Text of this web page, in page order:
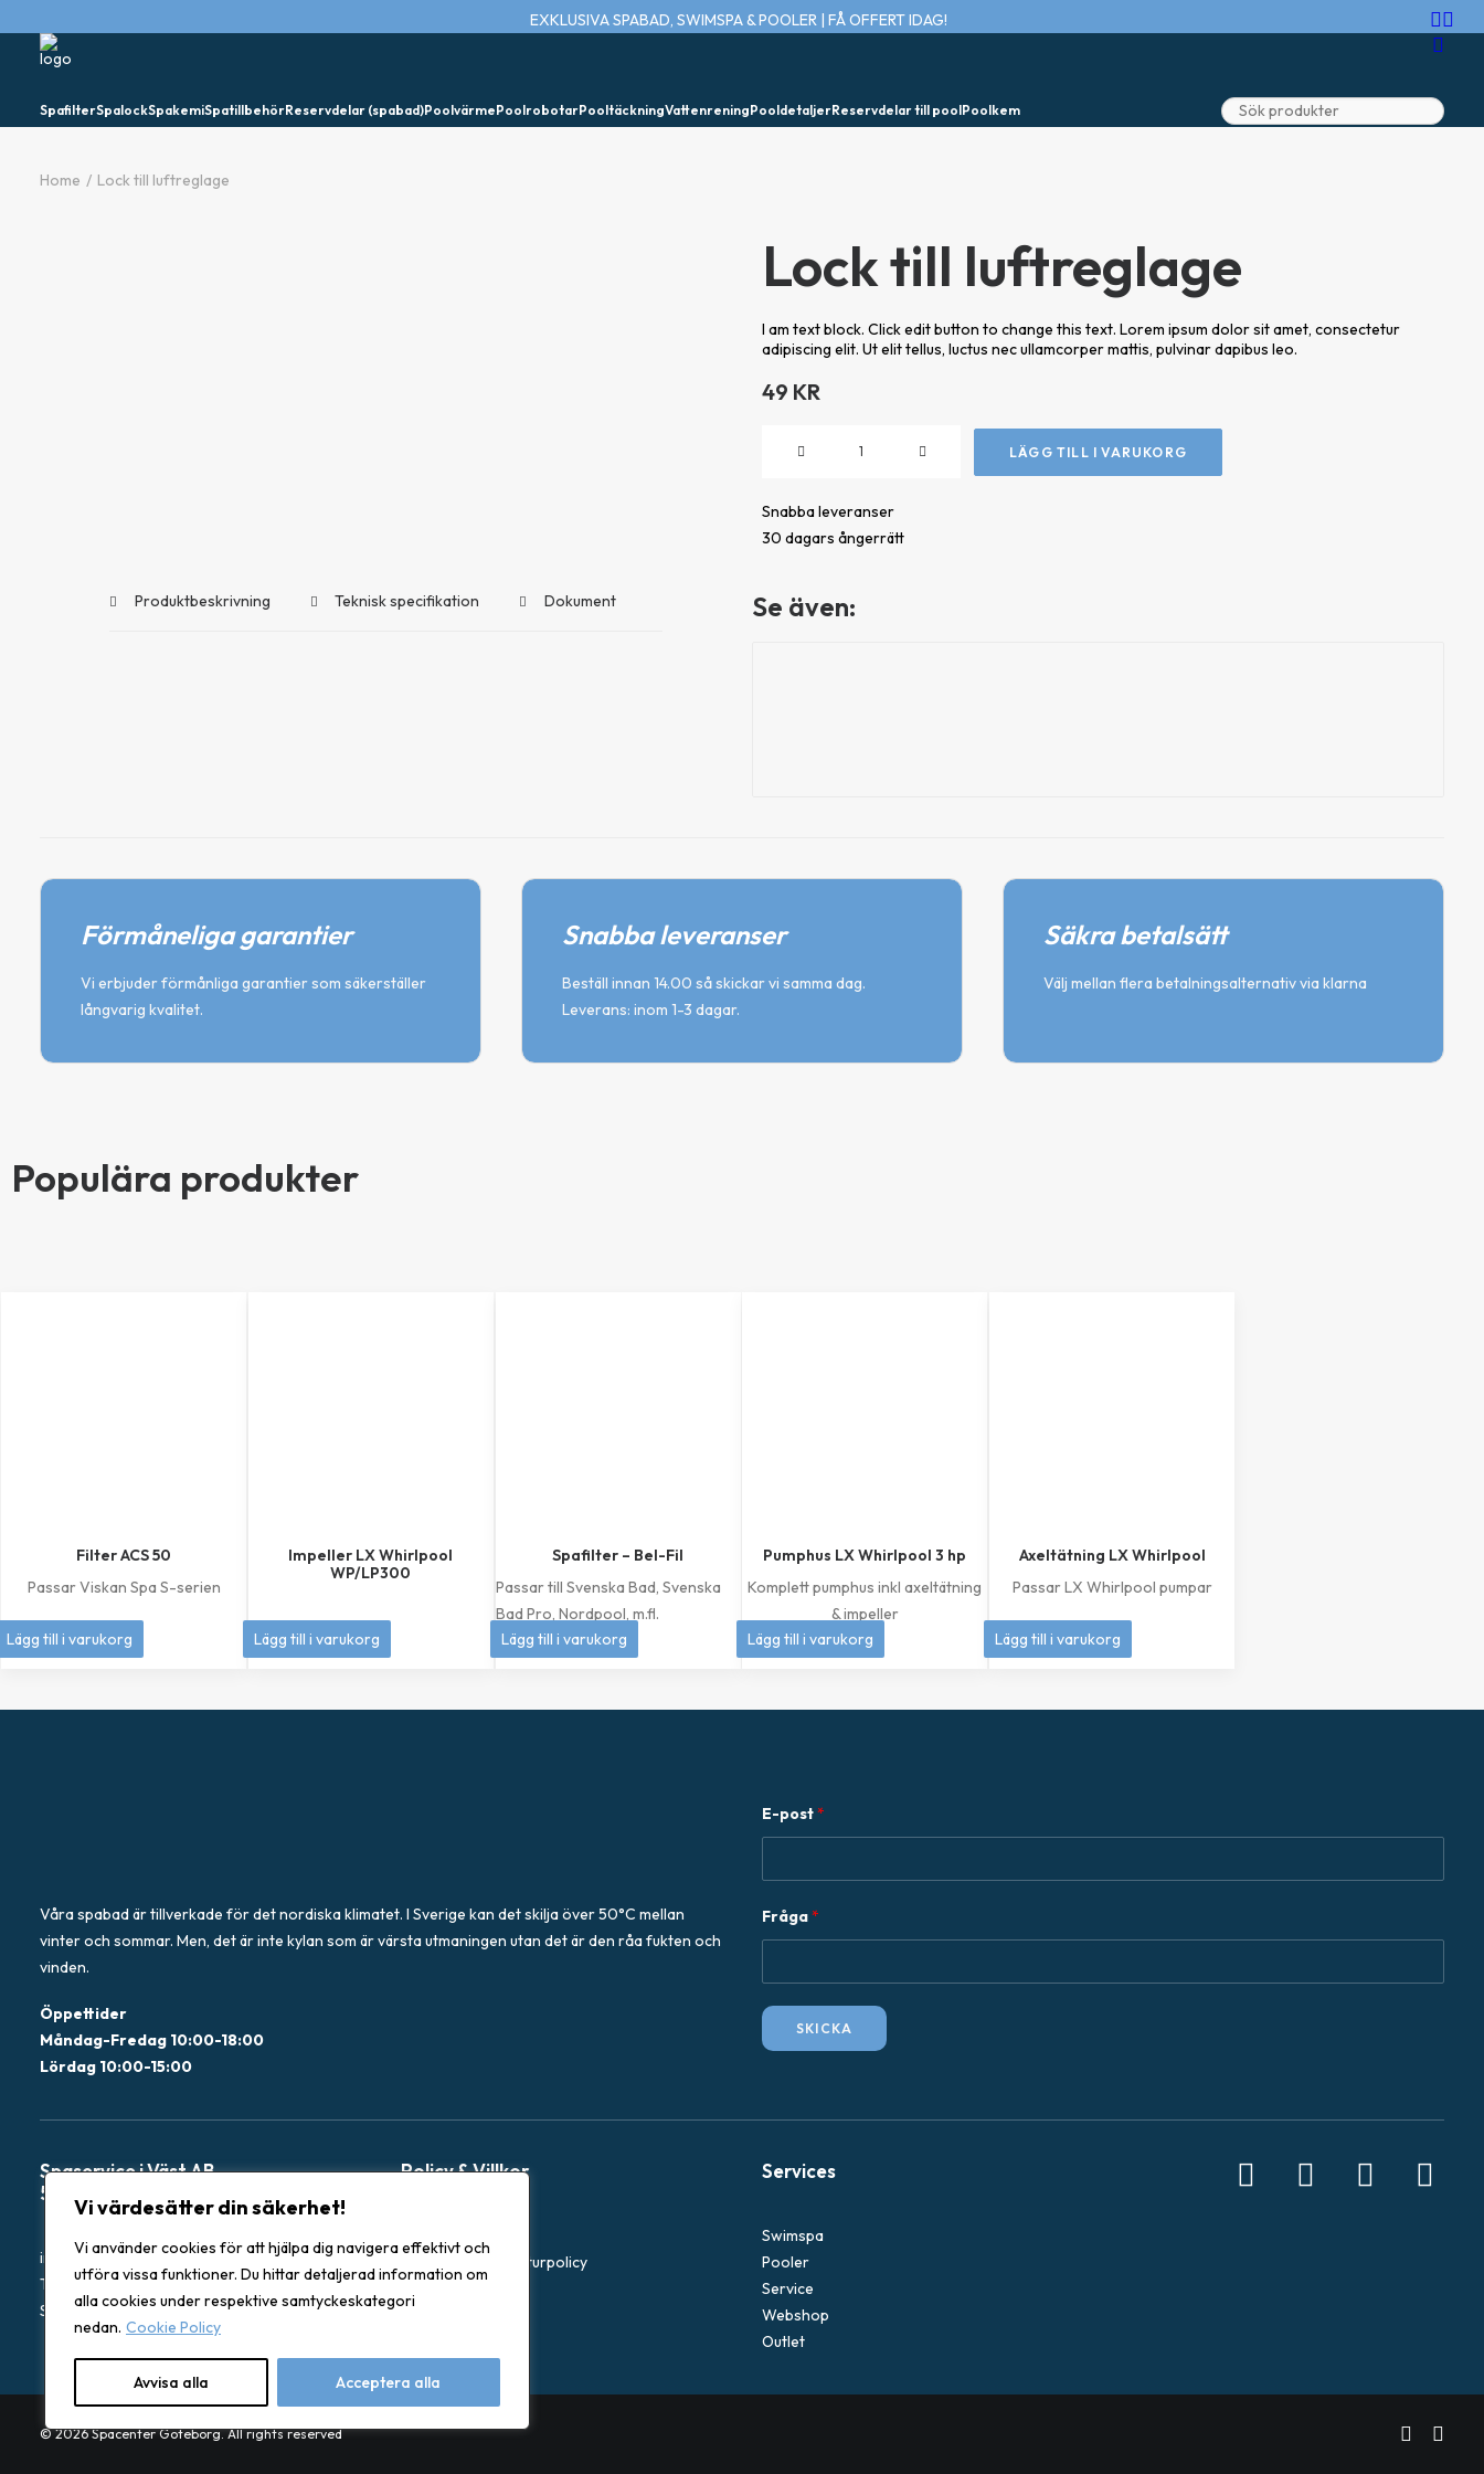
Vi värdesätter din säkerhet!
Vi använder cookies för att hjälpa dig navigera effektivt och
utföra vissa funktioner. Du hittar detaljerad information om
alla cookies under respektive samtyckeskategori
nedan. Cookie Policy
Avvisa alla Acceptera alla
EXKLUSIVA SPABAD, SWIMSPA & POOLER | FÅ OFFERT IDAG!
SpafilterSpalockSpakemiSpatillbehörReservdelar (spabad)PoolvärmePoolrobotarPooltäckningVattenreningPooldetaljerReservdelar till poolPoolkem
Home Lock till luftreglage
Lock till luftreglage
I am text block. Click edit button to change this text. Lorem ipsum dolor sit amet, consectetur
adipiscing elit. Ut elit tellus, luctus nec ullamcorper mattis, pulvinar dapibus leo.
49 KR
mängd
LÄGG TILL I VARUKORG
Snabba leveranser
30 dagars ångerrätt
Produktbeskrivning Teknisk specifikation Dokument Se även:
Förmåneliga garantier
Vi erbjuder förmånliga garantier som säkerställer
långvarig kvalitet.
Snabba leveranser
Beställ innan 14.00 så skickar vi samma dag.
Leverans: inom 1-3 dagar.
Säkra betalsätt
Välj mellan flera betalningsalternativ via klarna
Populära produkter
Filter ACS 50
Passar Viskan Spa S-serien
449kr
Lägg till i varukorg
Impeller LX Whirlpool
WP/LP300
349kr
Lägg till i varukorg
Spafilter – Bel-Fil
Passar till Svenska Bad, Svenska
Bad Pro, Nordpool, m.fl.
399kr
Lägg till i varukorg
Pumphus LX Whirlpool 3 hp
Komplett pumphus inkl axeltätning
& impeller
1 049kr
Lägg till i varukorg
Axeltätning LX Whirlpool
Passar LX Whirlpool pumpar
249kr
Lägg till i varukorg
Våra spabad är tillverkade för det nordiska klimatet. I Sverige kan det skilja över 50°C mellan
vinter och sommar. Men, det är inte kylan som är värsta utmaningen utan det är den råa fukten och
vinden.
Öppettider
Måndag-Fredag 10:00-18:00
Lördag 10:00-15:00
E-post*
g
a
E
o
t
Fråga*
SKICKA
Spaservice i Väst AB
559322-3315
info@spacentergbg.se
Tel: 031-222 053
Stora Åvägen 17 436 34 Askim, Sverige
Policy & Villkor
Återbetalning & returpolicy
Services
Swimspa
Pooler
Service
Webshop
Outlet
© 2026 Spacenter Göteborg. All rights reserved